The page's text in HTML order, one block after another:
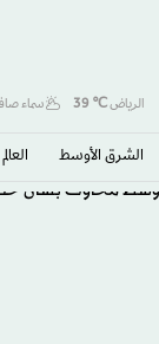
الرياض℃
39 سماء
الشرق الأوسط​ العالم
وسط مخاوف بشأن